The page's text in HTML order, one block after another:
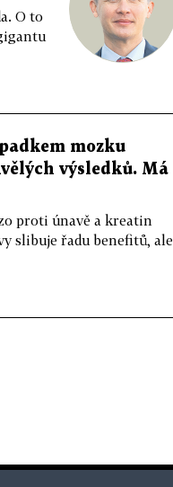
O to
mozku
výsledků. Má
proti únavě a kreatin
slibuje řadu benefitů, ale